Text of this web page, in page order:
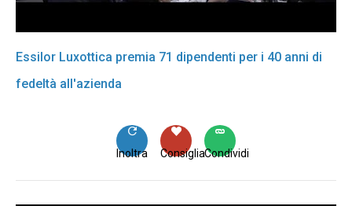
Essilor Luxottica premia 71 dipendenti per i 40 anni di
fedeltà all'azienda
Condividi
Consiglia
Inoltra